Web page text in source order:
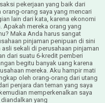
pekerjaan yang baik dari
orang saya yang mencari
lain dari kata, karena ekonomi
Apakah mereka orang yang
Maka Anda harus sangat
pinjaman penipuan di sini
sekali di perusahaan pinjaman
dari suatu 6-kredit pemberi
begitu banyak uang karena
mereka. Aku hampir mati
oleh orang-orang dari utang
penjara dan teman yang saya
memperkenalkan saya
yang